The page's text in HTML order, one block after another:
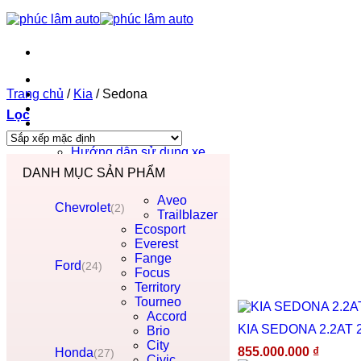
Phúc Lâm Auto
Tin tức
Hướng dẫn sử dụng xe
Hướng dẫn lái xe an toàn
Liên hệ
Trang chủ / Kia /Sedona
Lọc
DANH MỤC SẢN PHẨM
Chevrolet(2)
Aveo
Trailblazer
Ford (24)
Ecosport
Everest
Fange
Focus
Territory
Tourneo
Honda(27)
Accord
Brio
City
KIA SEDONA 2.2AT
855.000.000 ₫